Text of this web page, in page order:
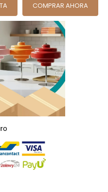
COMPRAR AHORA